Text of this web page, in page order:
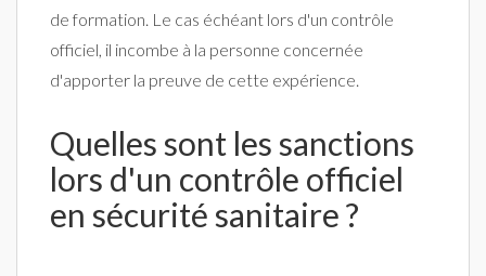
de formation. Le cas échéant lors d'un contrôle
officiel, il incombe à la personne concernée
d'apporter la preuve de cette expérience.
Quelles sont les sanctions
lors d'un contrôle officiel
en sécurité sanitaire ?